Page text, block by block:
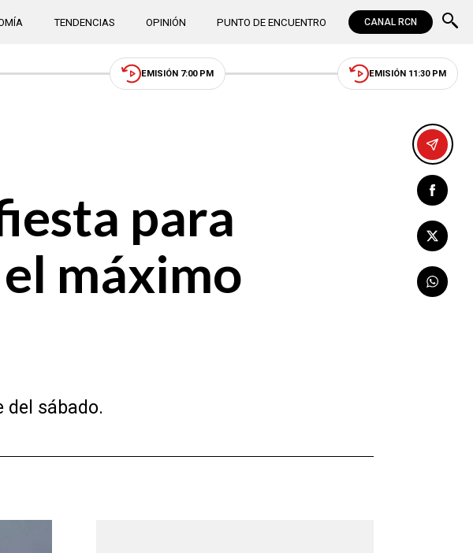
TENDENCIAS OPINIÓN PUNTO DE ENCUENTRO CANAL RCN
EMISIÓN 7:00 PM EMISIÓN 11:30 PM
para
máximo
sábado.